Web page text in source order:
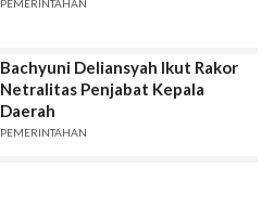
PEMERINTAHAN
Bachyuni Deliansyah Ikut Rakor
Netralitas Penjabat Kepala
Daerah
PEMERINTAHAN